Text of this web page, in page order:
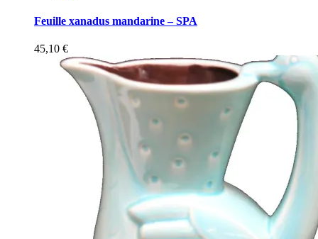
Feuille xanadus mandarine – SPA
45,10 €